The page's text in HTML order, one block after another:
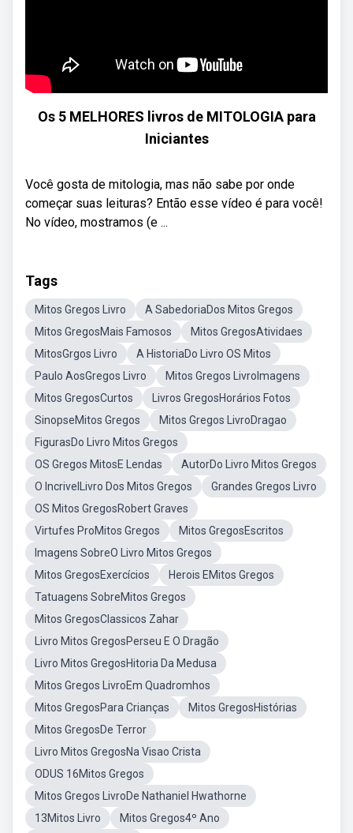
Os 5 MELHORES livros de MITOLOGIA para
Iniciantes
Você gosta de mitologia, mas não sabe por onde
começar suas leituras? Então esse vídeo é para você!
No vídeo, mostramos (e ...
Tags
Mitos Gregos Livro
A SabedoriaDos Mitos Gregos
Mitos GregosMais Famosos
Mitos GregosAtividaes
MitosGrgos Livro
A HistoriaDo Livro OS Mitos
Paulo AosGregos Livro
Mitos Gregos LivroImagens
Mitos GregosCurtos
Livros GregosHorários Fotos
SinopseMitos Gregos
Mitos Gregos LivroDragao
FigurasDo Livro Mitos Gregos
OS Gregos MitosE Lendas
AutorDo Livro Mitos Gregos
O IncrivelLivro Dos Mitos Gregos
Grandes Gregos Livro
OS Mitos GregosRobert Graves
Virtufes ProMitos Gregos
Mitos GregosEscritos
Imagens SobreO Livro Mitos Gregos
Mitos GregosExercícios
Herois EMitos Gregos
Tatuagens SobreMitos Gregos
Mitos GregosClassicos Zahar
Livro Mitos GregosPerseu E O Dragão
Livro Mitos GregosHitoria Da Medusa
Mitos Gregos LivroEm Quadromhos
Mitos GregosPara Crianças
Mitos GregosHistórias
Mitos GregosDe Terror
Livro Mitos GregosNa Visao Crista
ODUS 16Mitos Gregos
Mitos Gregos LivroDe Nathaniel Hwathorne
13Mitos Livro
Mitos Gregos4º Ano